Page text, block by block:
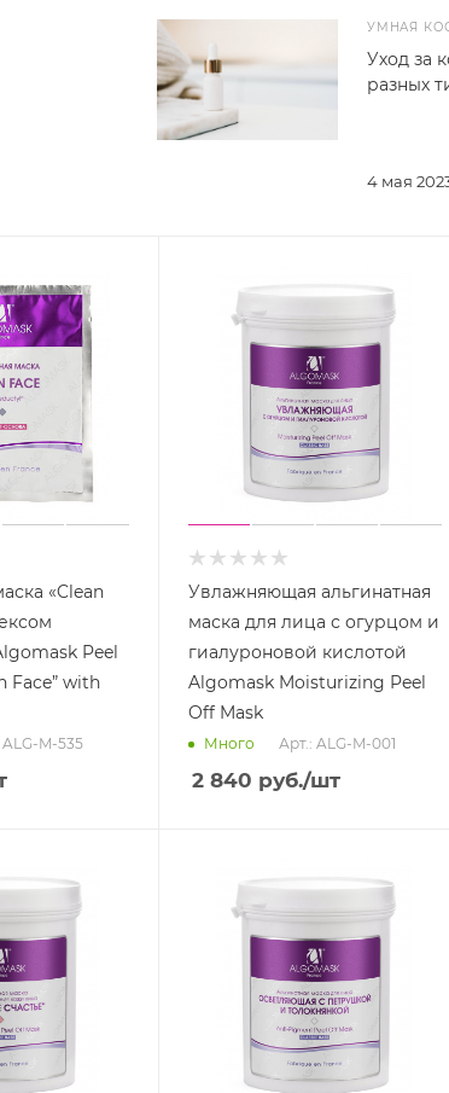
УМНАЯ
4 мая
Уход за
разных
«Clean
Peel
Face” with
ALG-M-535
Увлажняющая альгинатная
маска для лица с огурцом и
гиалуроновой кислотой
Algomask Moisturizing Peel
Off Mask
Много Арт.: ALG-M-001
2 840 руб./шт